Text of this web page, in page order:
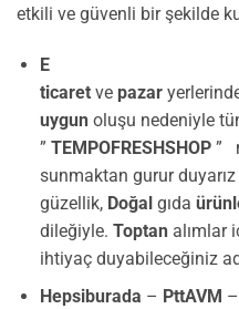
etkili ve güvenli bir şekilde
E
ticaretve pazar
uygun oluşu nedeniyle
” TEMPOFRESHSHOP”
sunmaktan gurur
güzellik, Doğalgıda
dileğiyle. Toptan alımlar
ihtiyaç duyabileceğiniz
Hepsiburada – PttAVM –